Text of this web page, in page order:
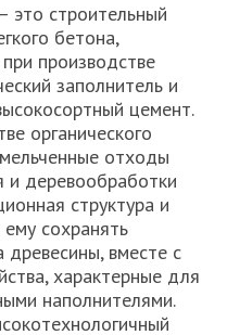
строительный
бетона,
производстве
заполнитель и
цемент.
органического
отходы
и деревообработки
структура и
сохранять
вместе с
характерные для
наполнителями.